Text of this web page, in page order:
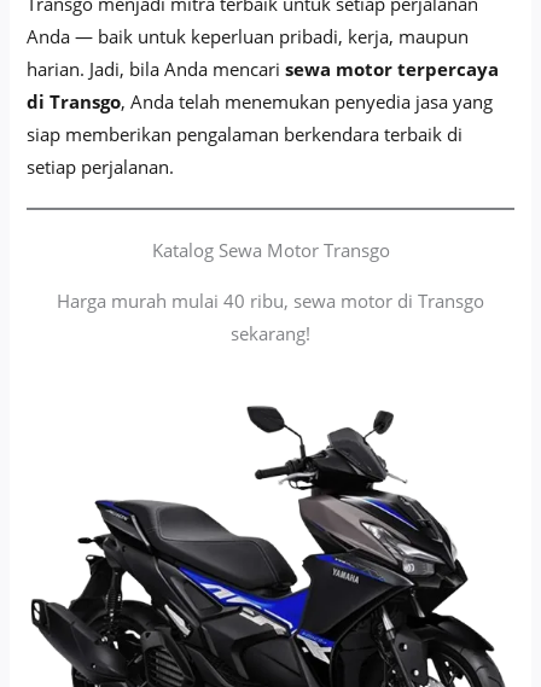
Anda — baik untuk keperluan pribadi, kerja, maupun
harian. Jadi, bila Anda mencarisewa motor terpercaya
di Transgo, Anda telah menemukan penyedia jasa yang
siap memberikan pengalaman berkendara terbaik di
setiap perjalanan.
Katalog Sewa Motor Transgo
Harga murah mulai 40 ribu, sewa motor di Transgo
sekarang!